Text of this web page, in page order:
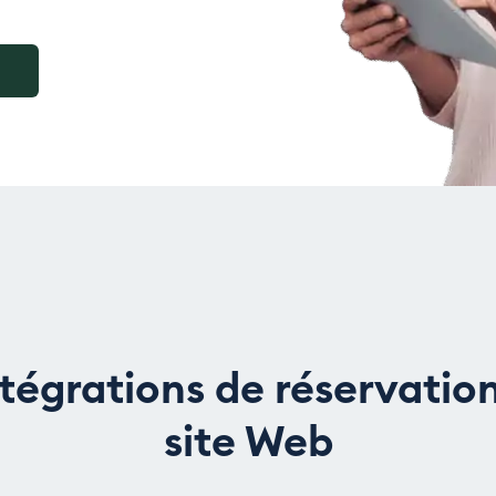
de
site Web